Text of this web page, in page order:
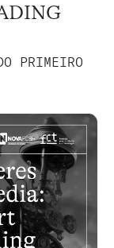
PRIMEIRO